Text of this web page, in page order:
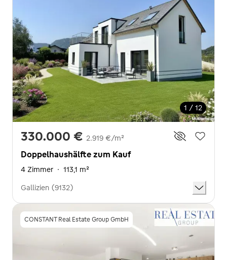
1 / 12
330.000 € 2.919 €/m²
Doppelhaushälfte zum Kauf
4 Zimmer · 113,1 m²
Gallizien (9132)
CONSTANT Real Estate Group GmbH